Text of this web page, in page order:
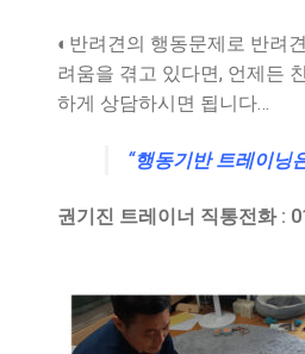
◐반려견의 행동문제로 반려
려움을 겪고 있다면, 언제든
하게 상담하시면 됩니다…
“행동기반 트레이닝
권기진 트레이너 직통전화 :